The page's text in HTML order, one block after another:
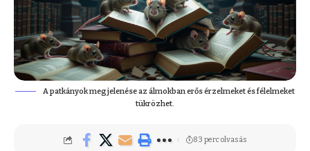
A patkányok megjelenése az álmokban erős érzelmeket és félelmeket
tükrözhet.
83 perc olvasás